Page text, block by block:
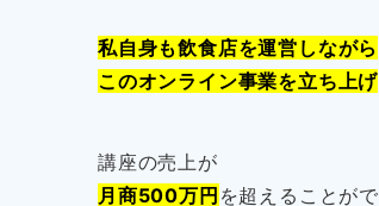
私自身も飲食店を運営しながら
このオンライン事業を立ち上げ
講座の売上が
月商500万円 を超えることが